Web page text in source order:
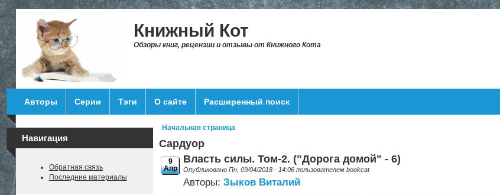
Перейти к основному содержанию
Книжный Кот
Обзоры книг, рецензии и отзывы от Книжного Кота
Авторы Серии Тэги О сайте Расширенный поиск
Навигация
Обратная связь
Последние материалы
Вы здесь
Начальная страница
Сардуор
9
Апр
Власть силы. Том-2. ("Дорога домой" - 6)
Опубликовано Пн, 09/04/2018 - 14:06 пользователемbookcat
Авторы:Зыков Виталий